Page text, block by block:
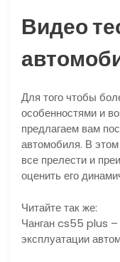
Видео
Для того чтобы
особенностями и
предлагаем вам
автомобиля. В
все прелести и
оценить его
Читайте так же:
Чанган cs55 plus –
эксплуатации